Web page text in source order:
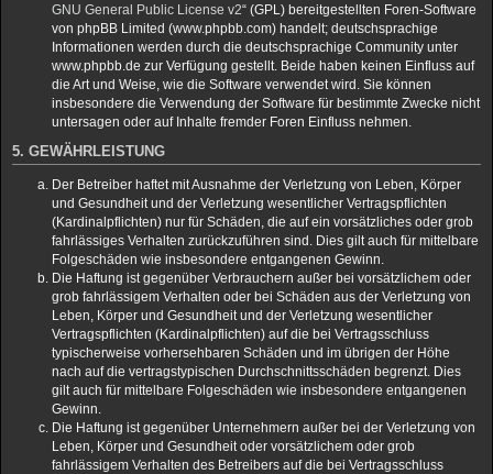
GNU General Public License v2“ (GPL) bereitgestellten Foren-Software
von phpBB Limited (www.phpbb.com) handelt; deutschsprachige
Informationen werden durch die deutschsprachige Community unter
www.phpbb.de zur Verfügung gestellt. Beide haben keinen Einfluss auf
die Art und Weise, wie die Software verwendet wird. Sie können
insbesondere die Verwendung der Software für bestimmte Zwecke nicht
untersagen oder auf Inhalte fremder Foren Einfluss nehmen.
5. GEWÄHRLEISTUNG
Der Betreiber haftet mit Ausnahme der Verletzung von Leben, Körper
und Gesundheit und der Verletzung wesentlicher Vertragspflichten
(Kardinalpflichten) nur für Schäden, die auf ein vorsätzliches oder grob
fahrlässiges Verhalten zurückzuführen sind. Dies gilt auch für mittelbare
Folgeschäden wie insbesondere entgangenen Gewinn.
Die Haftung ist gegenüber Verbrauchern außer bei vorsätzlichem oder
grob fahrlässigem Verhalten oder bei Schäden aus der Verletzung von
Leben, Körper und Gesundheit und der Verletzung wesentlicher
Vertragspflichten (Kardinalpflichten) auf die bei Vertragsschluss
typischerweise vorhersehbaren Schäden und im übrigen der Höhe
nach auf die vertragstypischen Durchschnittsschäden begrenzt. Dies
gilt auch für mittelbare Folgeschäden wie insbesondere entgangenen
Gewinn.
Die Haftung ist gegenüber Unternehmern außer bei der Verletzung von
Leben, Körper und Gesundheit oder vorsätzlichem oder grob
fahrlässigem Verhalten des Betreibers auf die bei Vertragsschluss